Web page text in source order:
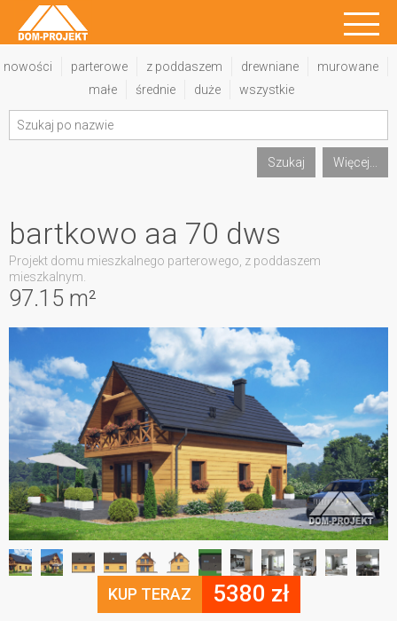
nowości parterowe z poddaszem drewniane
murowane
małe
średnie duże wszystkie
Szukaj Więcej...
97.15 m²
bartkowo aa 70 dws
Projekt domu mieszkalnego parterowego, z poddaszem
mieszkalnym.
KUP TERAZ 5380 zł